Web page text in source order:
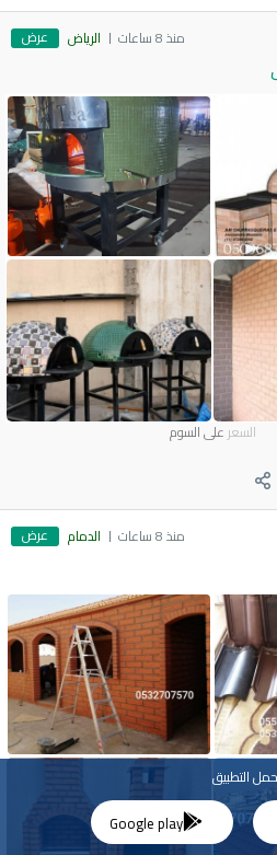
منذ 8 ساعات الرياض عرض
السعر على السوم
منذ 8 ساعات الدمام عرض
حمل التطبيق
Google play